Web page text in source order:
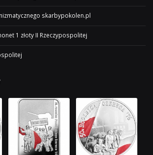
skarbypokolen.pl
1 złoty II Rzeczypospolitej